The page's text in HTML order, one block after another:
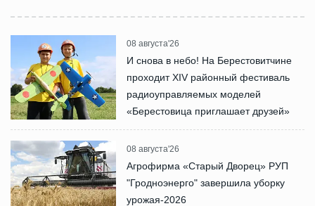
08 августа'26
И снова в небо! На Берестовитчине
проходит XIV районный фестиваль
радиоуправляемых моделей
«Берестовица приглашает друзей»
08 августа'26
Агрофирма «Старый Дворец» РУП
"Гродноэнерго" завершила уборку
урожая-2026